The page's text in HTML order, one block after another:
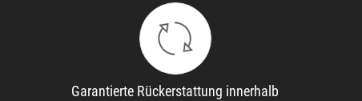
Garantierte Rückerstattung innerhalb